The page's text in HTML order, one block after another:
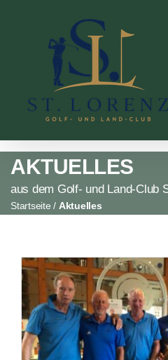
AKTUELLES
aus dem Golf- und Land-Club
Startseite / Aktuelles